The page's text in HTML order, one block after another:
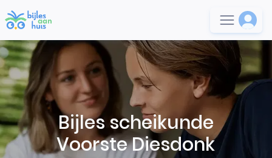
Bijles scheikunde
Voorste Diesdonk